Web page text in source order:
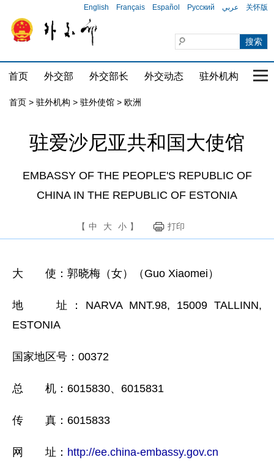
English Français Español Русский عربي 关怀版
首页 外交部 外交部长 外交动态 驻外机构 国
首页 > 驻外机构 > 驻外使馆 > 欧洲
驻爱沙尼亚共和国大使馆
EMBASSY OF THE PEOPLE'S REPUBLIC OF
CHINA IN THE REPUBLIC OF ESTONIA
【 中 大 小 】 打印
大 使：郭晓梅（女）（Guo Xiaomei）
地 址：NARVA MNT.98, 15009 TALLINN,
ESTONIA
国家地区号：00372
总 机：6015830、6015831
传 真：6015833
网 址： http://ee.china-embassy.gov.cn